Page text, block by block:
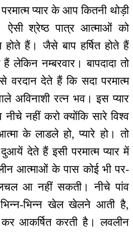
प्यार के आप कितनी थोड़ी
ऐसी श्रेष्ठ पात्र आत्माओं को
होते हैं। जैसे बाप हर्षित होते हैं
लेकिन नम्बरवार। बापदादा तो
वरदान देते हैं कि सदा परमात्म
अविनाशी रत्न भव। इस प्यार
नहीं करो क्योंकि सारे विश्व
के लाडले हो, प्यारे हो। तो
दुआयें देते हैं इसी परमात्म प्यार में
आत्माओं के पास कोई भी पर-
आ नहीं सकती। नीचे पांव
भिन्न-भिन्न खेल खेलने आती है,
कर आकर्षित करती है। लवलीन